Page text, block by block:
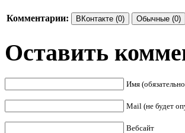
Комментарии: ВКонтакте (0) Обычные (0)
Оставить
Имя
Mail (не будет
Вебсайт